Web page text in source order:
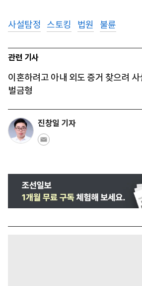
사설탐정 스토킹 법원 불륜
관련 기사
이혼하려고 아내 외도 증거 찾으려
벌금형
진창일 기자